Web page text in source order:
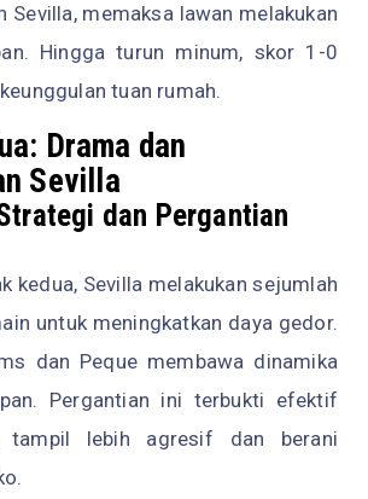
Sevilla, memaksa lawan melakukan
Hingga turun minum, skor 1-0
tuan rumah.
Drama dan
Sevilla
dan Pergantian
kedua, Sevilla melakukan sejumlah
untuk meningkatkan daya gedor.
dan Peque membawa dinamika
Pergantian ini terbukti efektif
tampil lebih agresif dan berani